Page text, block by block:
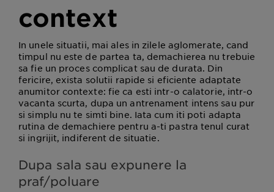
context
In unele situatii, mai ales in zilele aglomerate, cand
timpul nu este de partea ta, demachierea nu trebuie
sa fie un proces complicat sau de durata. Din
fericire, exista solutii rapide si eficiente adaptate
anumitor contexte: fie ca esti intr-o calatorie, intr-o
vacanta scurta, dupa un antrenament intens sau pur
si simplu nu te simti bine. Iata cum iti poti adapta
rutina de demachiere pentru a-ti pastra tenul curat
si ingrijit, indiferent de situatie.
Dupa sala sau expunere la
praf/poluare